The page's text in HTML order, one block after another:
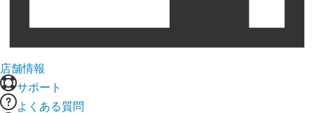
店舗情報
サポート
よくある質問